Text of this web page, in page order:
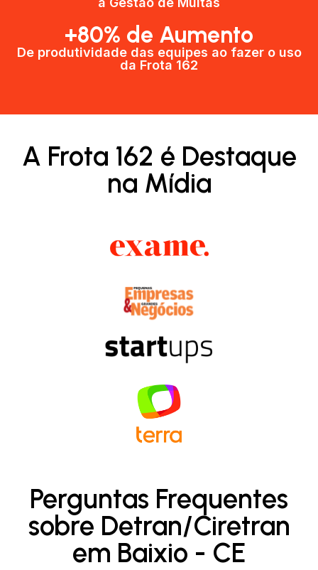
+80% de Aumento
De produtividade das equipes ao fazer o uso
da Frota 162​
A Frota 162 é Destaque
na Mídia
Perguntas Frequentes
sobre Detran/Ciretran
em Baixio - CE